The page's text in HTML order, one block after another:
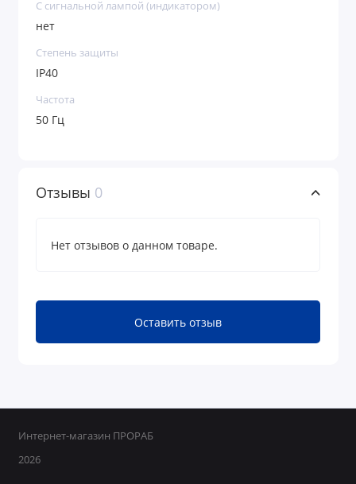
С сигнальной лампой (индикатором)
нет
Степень защиты
IP40
Частота
50 Гц
Отзывы 0
Нет отзывов о данном товаре.
Оставить отзыв
Интернет-магазин ПРОРАБ
2026